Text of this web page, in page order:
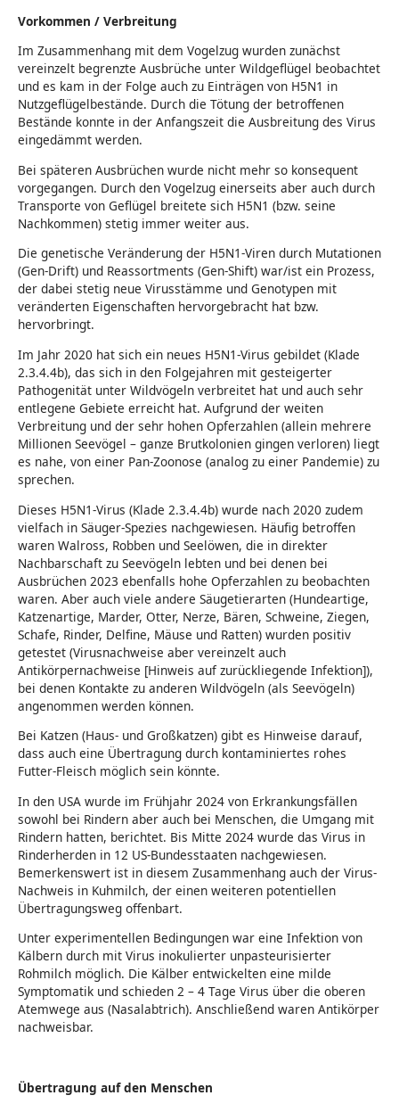
Vorkommen / Verbreitung
Im Zusammenhang mit dem Vogelzug wurden zunächst
vereinzelt begrenzte Ausbrüche unter Wildgeflügel beobachtet
und es kam in der Folge auch zu Einträgen von H5N1 in
Nutzgeflügelbestände. Durch die Tötung der betroffenen
Bestände konnte in der Anfangszeit die Ausbreitung des Virus
eingedämmt werden.
Bei späteren Ausbrüchen wurde nicht mehr so konsequent
vorgegangen. Durch den Vogelzug einerseits aber auch durch
Transporte von Geflügel breitete sich H5N1 (bzw. seine
Nachkommen) stetig immer weiter aus.
Die genetische Veränderung der H5N1-Viren durch Mutationen
(Gen-Drift) und Reassortments (Gen-Shift) war/ist ein Prozess,
der dabei stetig neue Virusstämme und Genotypen mit
veränderten Eigenschaften hervorgebracht hat bzw.
hervorbringt.
Im Jahr 2020 hat sich ein neues H5N1-Virus gebildet (Klade
2.3.4.4b), das sich in den Folgejahren mit gesteigerter
Pathogenität unter Wildvögeln verbreitet hat und auch sehr
entlegene Gebiete erreicht hat. Aufgrund der weiten
Verbreitung und der sehr hohen Opferzahlen (allein mehrere
Millionen Seevögel – ganze Brutkolonien gingen verloren) liegt
es nahe, von einer Pan-Zoonose (analog zu einer Pandemie) zu
sprechen.
Dieses H5N1-Virus (Klade 2.3.4.4b) wurde nach 2020 zudem
vielfach in Säuger-Spezies nachgewiesen. Häufig betroffen
waren Walross, Robben und Seelöwen, die in direkter
Nachbarschaft zu Seevögeln lebten und bei denen bei
Ausbrüchen 2023 ebenfalls hohe Opferzahlen zu beobachten
waren. Aber auch viele andere Säugetierarten (Hundeartige,
Katzenartige, Marder, Otter, Nerze, Bären, Schweine, Ziegen,
Schafe, Rinder, Delfine, Mäuse und Ratten) wurden positiv
getestet (Virusnachweise aber vereinzelt auch
Antikörpernachweise [Hinweis auf zurückliegende Infektion]),
bei denen Kontakte zu anderen Wildvögeln (als Seevögeln)
angenommen werden können.
Bei Katzen (Haus- und Großkatzen) gibt es Hinweise darauf,
dass auch eine Übertragung durch kontaminiertes rohes
Futter-Fleisch möglich sein könnte.
In den USA wurde im Frühjahr 2024 von Erkrankungsfällen
sowohl bei Rindern aber auch bei Menschen, die Umgang mit
Rindern hatten, berichtet. Bis Mitte 2024 wurde das Virus in
Rinderherden in 12 US-Bundesstaaten nachgewiesen.
Bemerkenswert ist in diesem Zusammenhang auch der Virus-
Nachweis in Kuhmilch, der einen weiteren potentiellen
Übertragungsweg offenbart.
Unter experimentellen Bedingungen war eine Infektion von
Kälbern durch mit Virus inokulierter unpasteurisierter
Rohmilch möglich. Die Kälber entwickelten eine milde
Symptomatik und schieden 2 – 4 Tage Virus über die oberen
Atemwege aus (Nasalabtrich). Anschließend waren Antikörper
nachweisbar.
Übertragung auf den Menschen